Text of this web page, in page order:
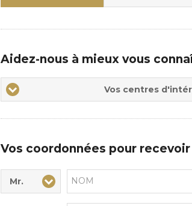
Aidez-nous à mieux vous
Vos
centres
Vos centres
Vos coordonnées pour
Civilité* :
Mr.
Nom* :